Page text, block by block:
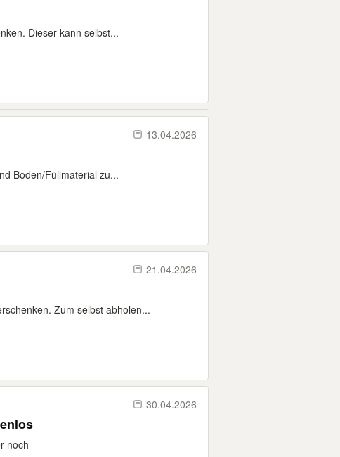
Dieser kann selbst...
13.04.2026
Boden/Füllmaterial zu...
21.04.2026
Zum selbst abholen...
30.04.2026
noch